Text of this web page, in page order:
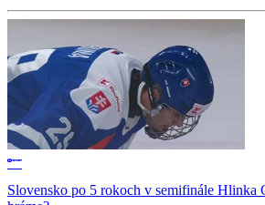
Slovensko po 5 rokoch v semifinále Hlinka